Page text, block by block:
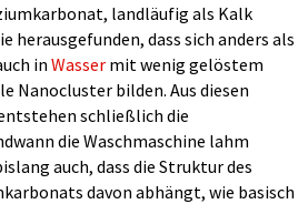
landläufig als Kalk
herausgefunden, dass sich anders als
in Wasser mit wenig gelöstem
Nanocluster bilden. Aus diesen
schließlich die
die Waschmaschine lahm
auch, dass die Struktur des
davon abhängt, wie basisch